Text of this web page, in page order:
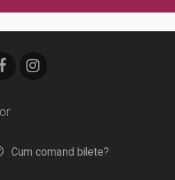
Cum comand bilete?